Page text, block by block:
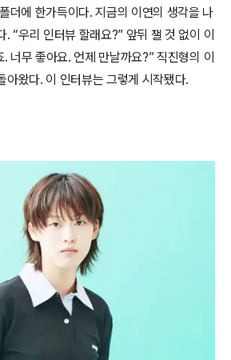
더에 한가득이다. 지금의 이연의 생각을 나
“우리 인터뷰 할래요?” 앞뒤 잴 것 없이 이
너무 좋아요. 언제 만날까요?” 직진형의 이
아왔다. 이 인터뷰는 그렇게 시작됐다.